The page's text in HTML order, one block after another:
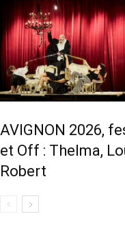
AVIGNON 2026,
et Off : Thelma,
Robert